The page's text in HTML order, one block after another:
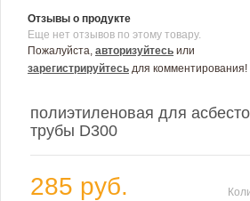
Отзывы о продукте
Еще нет отзывов по этому товару.
Пожалуйста, авторизуйтесь или
зарегистрируйтесь для комментирования!
полиэтиленовая для
трубы D300
285 руб.